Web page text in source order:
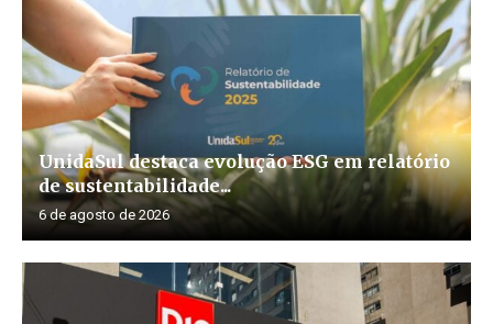
UnidaSul destaca evolução ESG em relatório
de sustentabilidade...
6 de agosto de 2026